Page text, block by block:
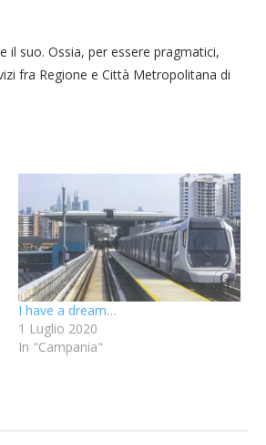
il suo. Ossia, per essere pragmatici,
fra Regione e Città Metropolitana di
I have a dream…
1 Luglio 2020
In "Campania"